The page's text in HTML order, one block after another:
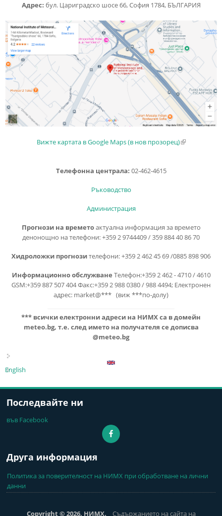
Адрес: бул. Цариградско шосе 66, София 1784, БЪЛГАРИЯ
Вижте картата в Google Maps (в нов прозорец)
Телефонна централа: 02-462-4615
Ръководство
Администрация
Прогнози на времетоактуална информация за времето
денонощно на телефони: +359 2 9744409 / 359 884 40 86 70
Хидроложки прогнозителефони: +359 2 462 45 69 /0885 898 906
Информационно обслужване Телефон:+359 2 462 - 4710 / 4610
GSM:+359 887 507 404 Факс:+359 2 988 0380 / 988 4494; Електронен
адрес: market@*** (виж ***по-долу)
*** всички електронни адреси на НИМХ са в домейн
meteo.bg, т.е. след името на получателя се дописва
@meteo.bg
English
Последвайте ни
във Facebook
Друга информация
Политика за поверителност на НИМХ при обработване на лични
данни
Copyright © 2026, НИМХ. Съдържанието на сайта на